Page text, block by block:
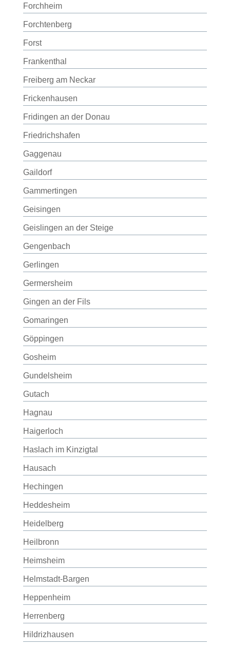
Forchheim
Forchtenberg
Forst
Frankenthal
Freiberg am Neckar
Frickenhausen
Fridingen an der Donau
Friedrichshafen
Gaggenau
Gaildorf
Gammertingen
Geisingen
Geislingen an der Steige
Gengenbach
Gerlingen
Germersheim
Gingen an der Fils
Gomaringen
Göppingen
Gosheim
Gundelsheim
Gutach
Hagnau
Haigerloch
Haslach im Kinzigtal
Hausach
Hechingen
Heddesheim
Heidelberg
Heilbronn
Heimsheim
Helmstadt-Bargen
Heppenheim
Herrenberg
Hildrizhausen